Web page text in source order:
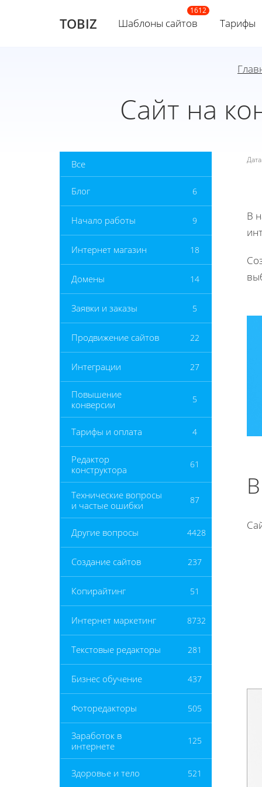
TOBIZ Шаблоны сайтов Тарифы
Сайт на
Все
Блог 6
Начало работы 9
Интернет магазин 18
Домены 14
Заявки и заказы 5
Продвижение сайтов 22
Интеграции 27
Повышение
конверсии
5
Тарифы и оплата 4
Редактор
конструктора
61
Технические вопросы
и частые ошибки
87
Другие вопросы 4428
Создание сайтов 237
Копирайтинг 51
Интернет маркетинг 8732
Текстовые редакторы 281
Бизнес обучение 437
Фоторедакторы 505
Заработок в
интернете
125
Здоровье и тело 521
В